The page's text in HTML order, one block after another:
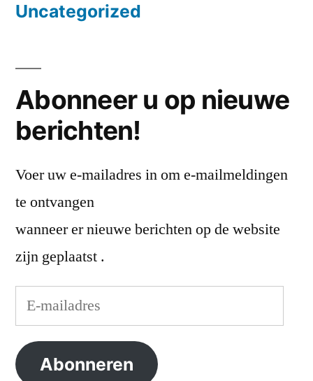
Uncategorized
Abonneer u op nieuwe
berichten!
Voer uw e-mailadres in om e-mailmeldingen
te ontvangen
wanneer er nieuwe berichten op de website
zijn geplaatst .
E-
mailadres
Abonneren